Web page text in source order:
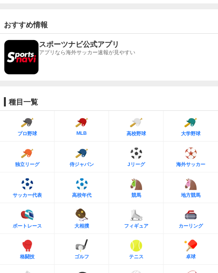
おすすめ情報
スポーツナビ公式アプリ
アプリなら海外サッカー速報が見やすい
種目一覧
プロ野球 MLB 高校野球 大学野球
独立リーグ 侍ジャパン Jリーグ 海外サッカー
サッカー代表 高校年代 競馬 地方競馬
ボートレース 大相撲 フィギュア カーリング
格闘技 ゴルフ テニス 卓球